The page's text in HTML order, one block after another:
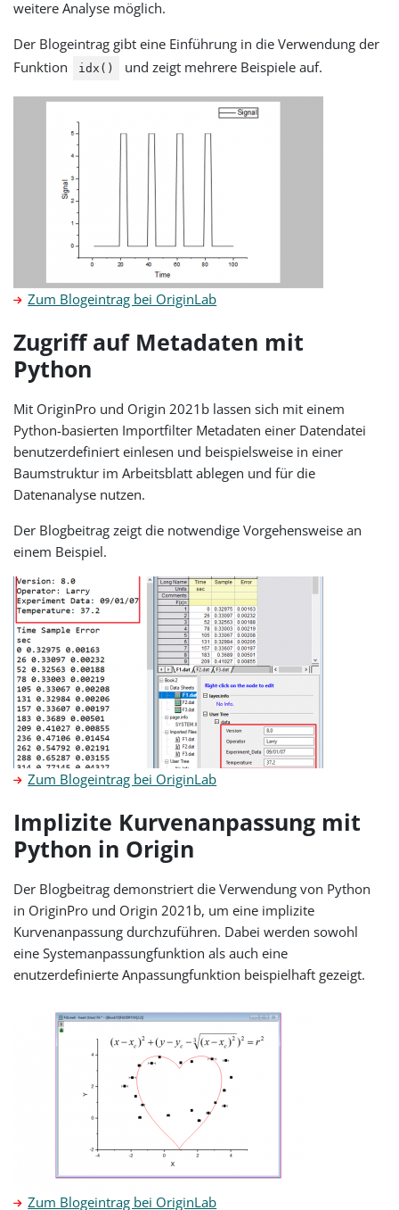
weitere Analyse möglich.
Der Blogeintrag gibt eine Einführung in die Verwendung der
Funktion
idx() und zeigt mehrere Beispiele auf.
Zum Blogeintrag bei OriginLab
Zugriff auf Metadaten mit
Python
Mit OriginPro und Origin 2021b lassen sich mit einem
Python-basierten Importfilter Metadaten einer Datendatei
benutzerdefiniert einlesen und beispielsweise in einer
Baumstruktur im Arbeitsblatt ablegen und für die
Datenanalyse nutzen.
Der Blogbeitrag zeigt die notwendige Vorgehensweise an
einem Beispiel.
Zum Blogeintrag bei OriginLab
Implizite Kurvenanpassung mit
Python in Origin
Der Blogbeitrag demonstriert die Verwendung von Python
in OriginPro und Origin 2021b, um eine implizite
Kurvenanpassung durchzuführen. Dabei werden sowohl
eine Systemanpassungfunktion als auch eine
enutzerdefinierte Anpassungfunktion beispielhaft gezeigt.
Zum Blogeintrag bei OriginLab